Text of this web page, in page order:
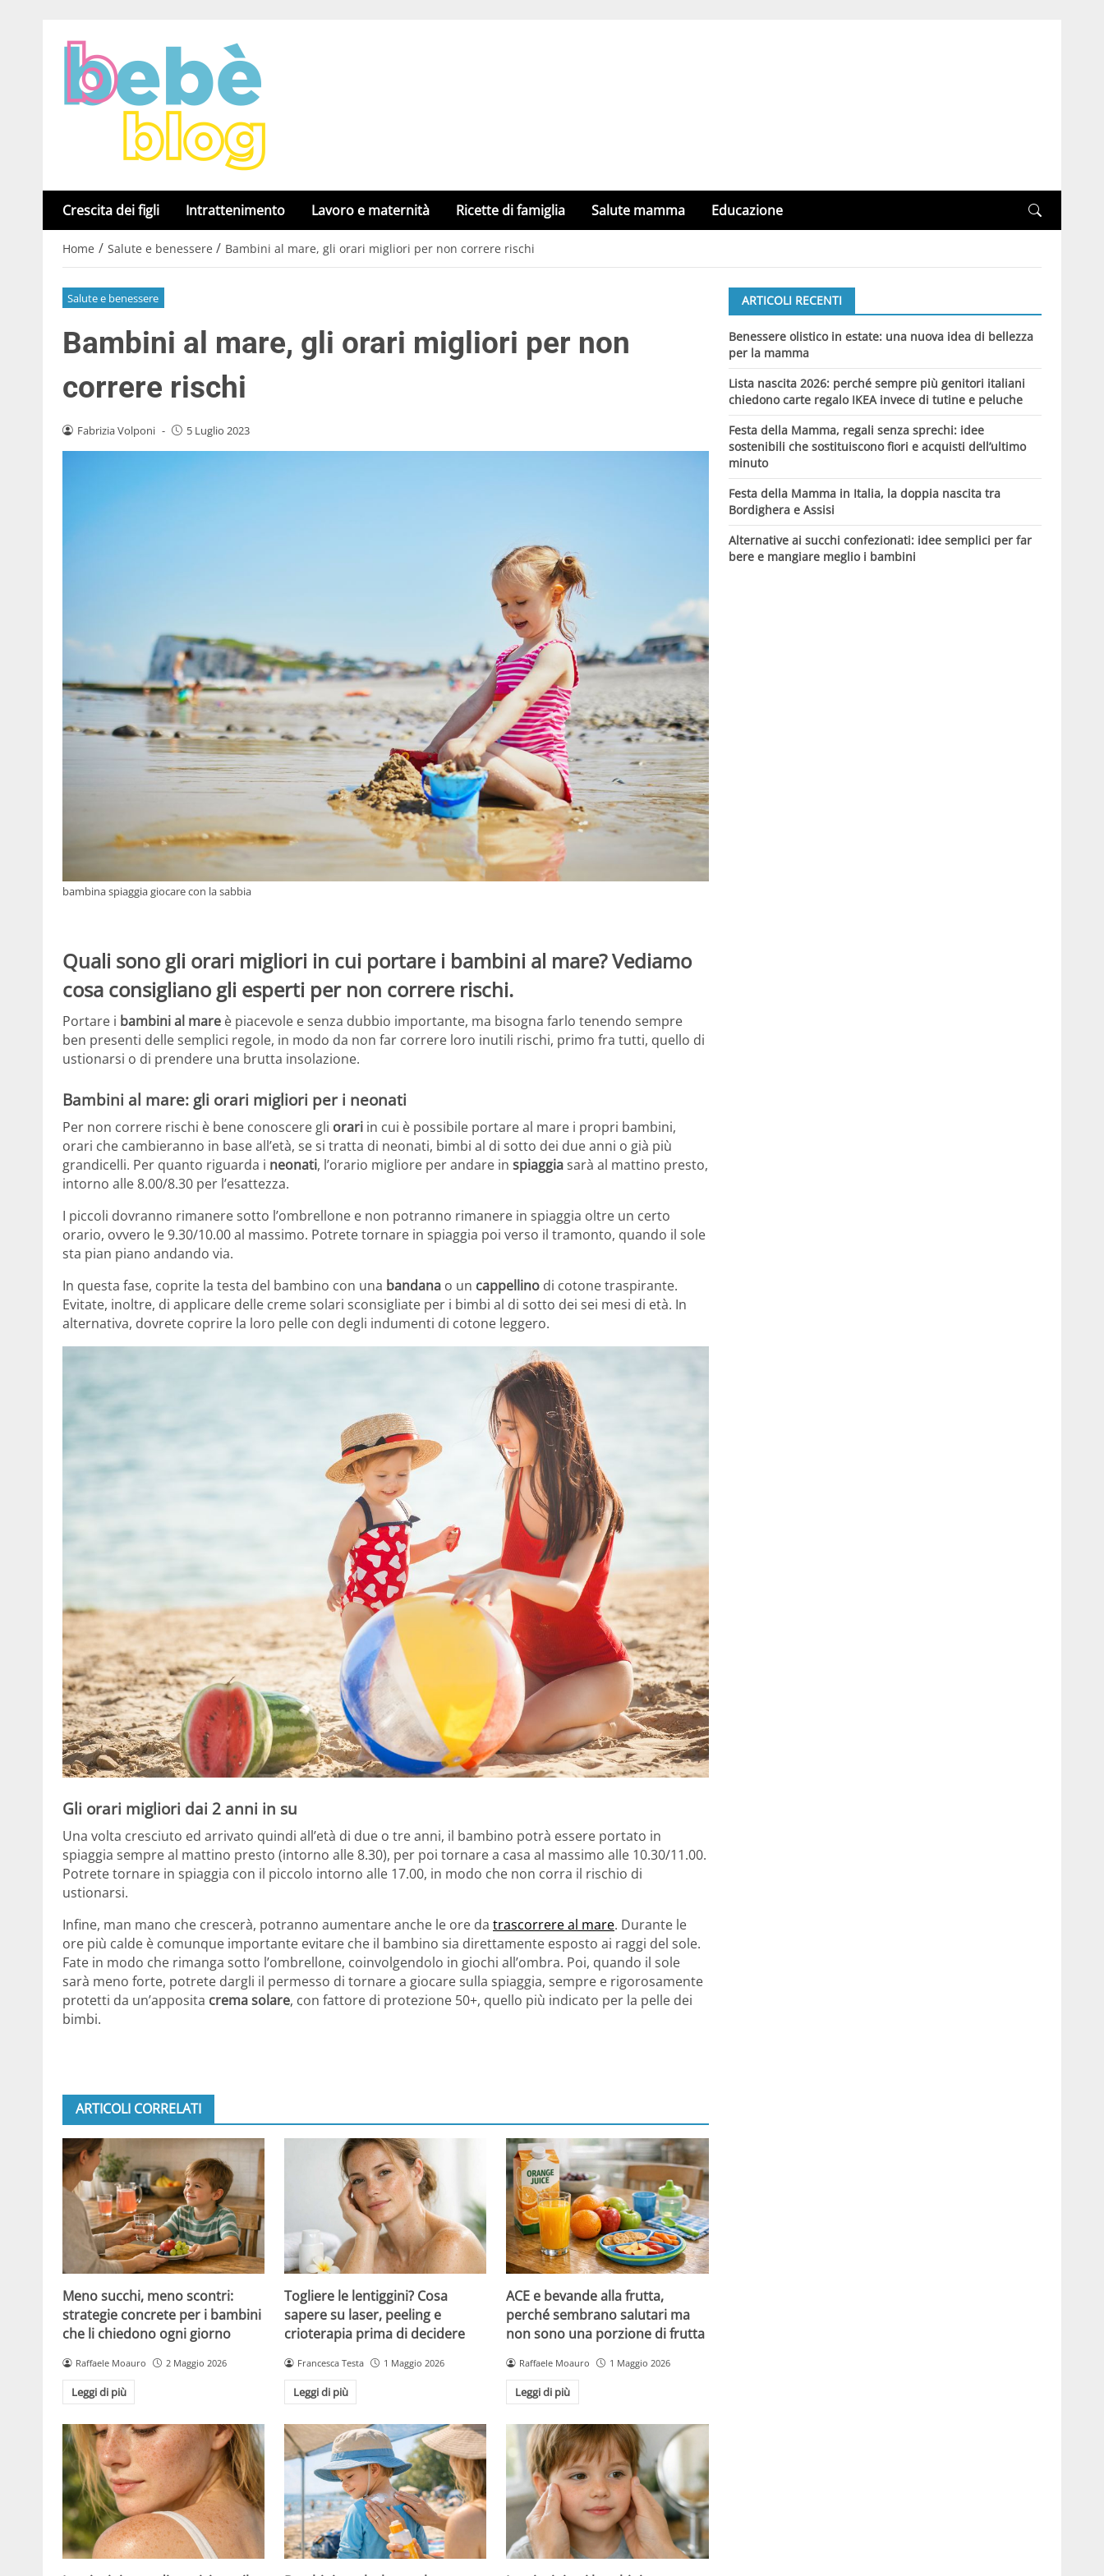
Crescita dei figli Intrattenimento Lavoro e maternità Ricette di famiglia Salute mamma Educazione
Home / Salute e benessere / Bambini al mare, gli orari migliori per non correre rischi
Salute e benessere
Bambini al mare, gli orari migliori per non
correre rischi
Fabrizia Volponi - 5 Luglio 2023
bambina spiaggia giocare con la sabbia
Quali sono gli orari migliori in cui portare i bambini al mare? Vediamo
cosa consigliano gli esperti per non correre rischi.
Portare i bambini al mare è piacevole e senza dubbio importante, ma bisogna farlo tenendo sempre
ben presenti delle semplici regole, in modo da non far correre loro inutili rischi, primo fra tutti, quello di
ustionarsi o di prendere una brutta insolazione.
Bambini al mare: gli orari migliori per i neonati
Per non correre rischi è bene conoscere gli orari in cui è possibile portare al mare i propri bambini,
orari che cambieranno in base all’età, se si tratta di neonati, bimbi al di sotto dei due anni o già più
grandicelli. Per quanto riguarda i neonati, l’orario migliore per andare in spiaggiasarà al mattino presto,
intorno alle 8.00/8.30 per l’esattezza.
I piccoli dovranno rimanere sotto l’ombrellone e non potranno rimanere in spiaggia oltre un certo
orario, ovvero le 9.30/10.00 al massimo. Potrete tornare in spiaggia poi verso il tramonto, quando il sole
sta pian piano andando via.
In questa fase, coprite la testa del bambino con una bandana o un cappellino di cotone traspirante.
Evitate, inoltre, di applicare delle creme solari sconsigliate per i bimbi al di sotto dei sei mesi di età. In
alternativa, dovrete coprire la loro pelle con degli indumenti di cotone leggero.
Gli orari migliori dai 2 anni in su
Una volta cresciuto ed arrivato quindi all’età di due o tre anni, il bambino potrà essere portato in
spiaggia sempre al mattino presto (intorno alle 8.30), per poi tornare a casa al massimo alle 10.30/11.00.
Potrete tornare in spiaggia con il piccolo intorno alle 17.00, in modo che non corra il rischio di
ustionarsi.
Infine, man mano che crescerà, potranno aumentare anche le ore da trascorrere al mare. Durante le
ore più calde è comunque importante evitare che il bambino sia direttamente esposto ai raggi del sole.
Fate in modo che rimanga sotto l’ombrellone, coinvolgendolo in giochi all’ombra. Poi, quando il sole
sarà meno forte, potrete dargli il permesso di tornare a giocare sulla spiaggia, sempre e rigorosamente
protetti da un’apposita crema solare, con fattore di protezione 50+, quello più indicato per la pelle dei
bimbi.
ARTICOLI CORRELATI
Meno succhi, meno scontri:
strategie concrete per i bambini
che li chiedono ogni giorno
Raffaele Moauro 2 Maggio 2026
Leggi di più
Togliere le lentiggini? Cosa
sapere su laser, peeling e
crioterapia prima di decidere
Francesca Testa 1 Maggio 2026
Leggi di più
ACE e bevande alla frutta,
perché sembrano salutari ma
non sono una porzione di frutta
Raffaele Moauro 1 Maggio 2026
Leggi di più
ARTICOLI RECENTI
Benessere olistico in estate: una nuova idea di bellezza
per la mamma
Lista nascita 2026: perché sempre più genitori italiani
chiedono carte regalo IKEA invece di tutine e peluche
Festa della Mamma, regali senza sprechi: idee
sostenibili che sostituiscono fiori e acquisti dell’ultimo
minuto
Festa della Mamma in Italia, la doppia nascita tra
Bordighera e Assisi
Alternative ai succhi confezionati: idee semplici per far
bere e mangiare meglio i bambini